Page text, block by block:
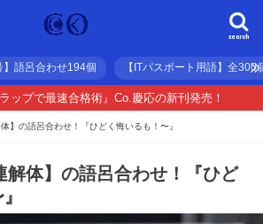
search
】語呂合わせ194個 【ITパスポート用語】全300
ップで最速合格術』Co.慶応の新刊発売！
】の語呂合わせ！『ひどく悔いるも！〜』
解体】の語呂合わせ！『ひど